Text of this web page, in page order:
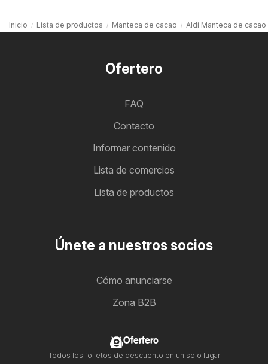
Inicio Lista de productos Manteca de cacao Aldi Manteca de cacao
Ofertero
FAQ
Contacto
Informar contenido
Lista de comercios
Lista de productos
Únete a nuestros socios
Cómo anunciarse
Zona B2B
Ofertero
Todos los folletos de descuento en un solo lugar